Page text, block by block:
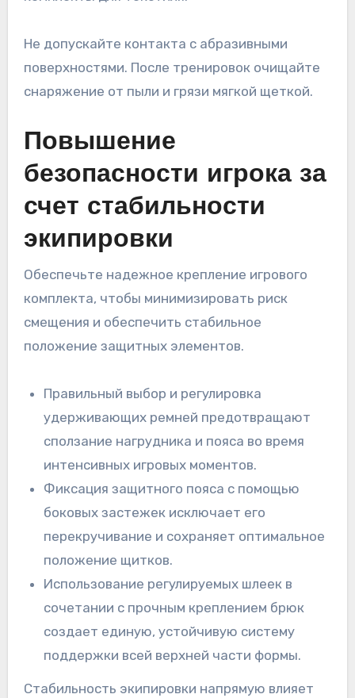
Не допускайте контакта с абразивными
поверхностями. После тренировок очищайте
снаряжение от пыли и грязи мягкой щеткой.
Повышение
безопасности игрока за
счет стабильности
экипировки
Обеспечьте надежное крепление игрового
комплекта, чтобы минимизировать риск
смещения и обеспечить стабильное
положение защитных элементов.
Правильный выбор и регулировка
удерживающих ремней предотвращают
сползание нагрудника и пояса во время
интенсивных игровых моментов.
Фиксация защитного пояса с помощью
боковых застежек исключает его
перекручивание и сохраняет оптимальное
положение щитков.
Использование регулируемых шлеек в
сочетании с прочным креплением брюк
создает единую, устойчивую систему
поддержки всей верхней части формы.
Стабильность экипировки напрямую влияет